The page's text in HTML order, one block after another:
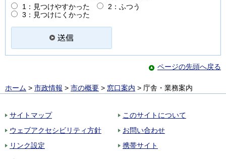
1：見つけやすかった
2：ふつう
3：見つけにくかった
ページの先頭へ戻る
ホーム > 市政情報 > 市の概要 > 窓口案内 > 庁舎・業務案内
サイトマップ
このサイトについて
ウェブアクセシビリティ方針
お問い合わせ
リンク設定
携帯サイト